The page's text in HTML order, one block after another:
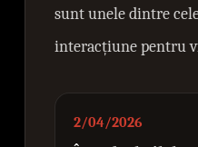
sunt unele dintre
interacțiune pentru
2/04/2026